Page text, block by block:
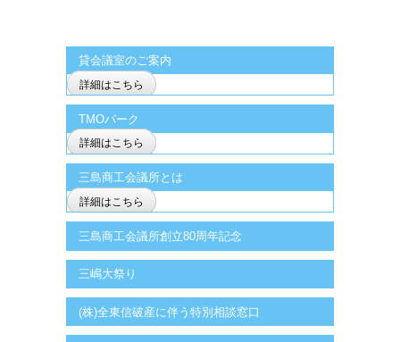
貸会議室のご案内
詳細はこちら
TMOパーク
詳細はこちら
三島商工会議所とは
詳細はこちら
三島商工会議所創立80周年記念
三嶋大祭り
(株)全東信破産に伴う特別相談窓口